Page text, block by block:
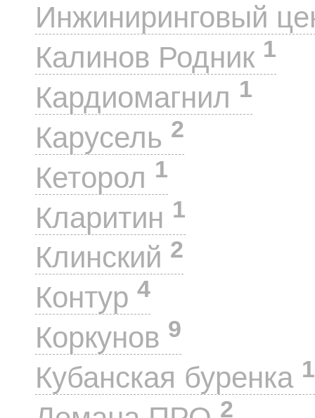
Инжиниринговый
Калинов Родник 1
Кардиомагнил 1
Карусель 2
Кеторол 1
Кларитин 1
Клинский 2
Контур 4
Коркунов 9
Кубанская буренка 1
2